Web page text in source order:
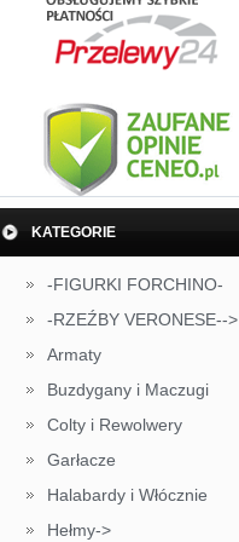
KATEGORIE
-FIGURKI FORCHINO-
-RZEŹBY VERONESE-->
Armaty
Buzdygany i Maczugi
Colty i Rewolwery
Garłacze
Halabardy i Włócznie
Hełmy->